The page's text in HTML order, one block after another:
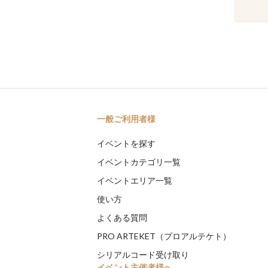
一般ご利用者様
イベントを探す
イベントカテゴリ一覧
イベントエリア一覧
使い方
よくある質問
PRO ARTEKET（プロアルテケト）
シリアルコード受け取り